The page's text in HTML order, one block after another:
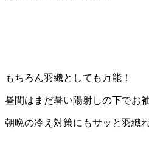
もちろん羽織としても万能！
昼間はまだ暑い陽射しの下でお
朝晩の冷え対策にもサッと羽織